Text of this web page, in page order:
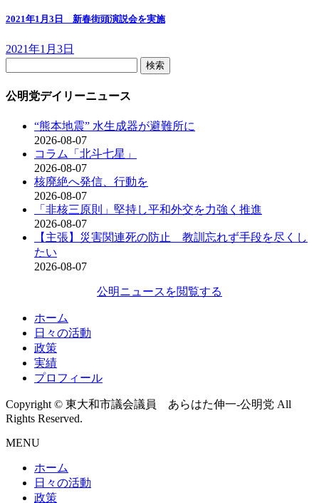
2021年1月3日 新春街頭演説会を実施
2021年1月3日
公明党デイリーニュース
“熊本地震” 水生成器が避難所に
2026-08-07
コラム「北斗七星」
2026-08-07
核廃絶へ発信、行動を
2026-08-07
「非核三原則」堅持し平和外交を力強く推進
2026-08-07
【主張】災害関連死の防止 教訓忘れず手段を尽くし
たい
2026-08-07
公明ニュースを閲覧する
ホーム
日々の活動
政策
実績
プロフィール
Copyright © 東大和市議会議員 あらはた伸一-公明党 All
Rights Reserved.
MENU
ホーム
日々の活動
政策